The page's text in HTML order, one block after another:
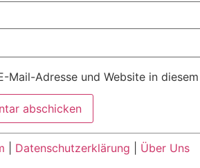
Mail-Adresse und Website in
Datenschutzerklärung Über Uns